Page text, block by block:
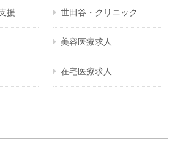
援 世田谷・クリニック
美容医療求人
在宅医療求人